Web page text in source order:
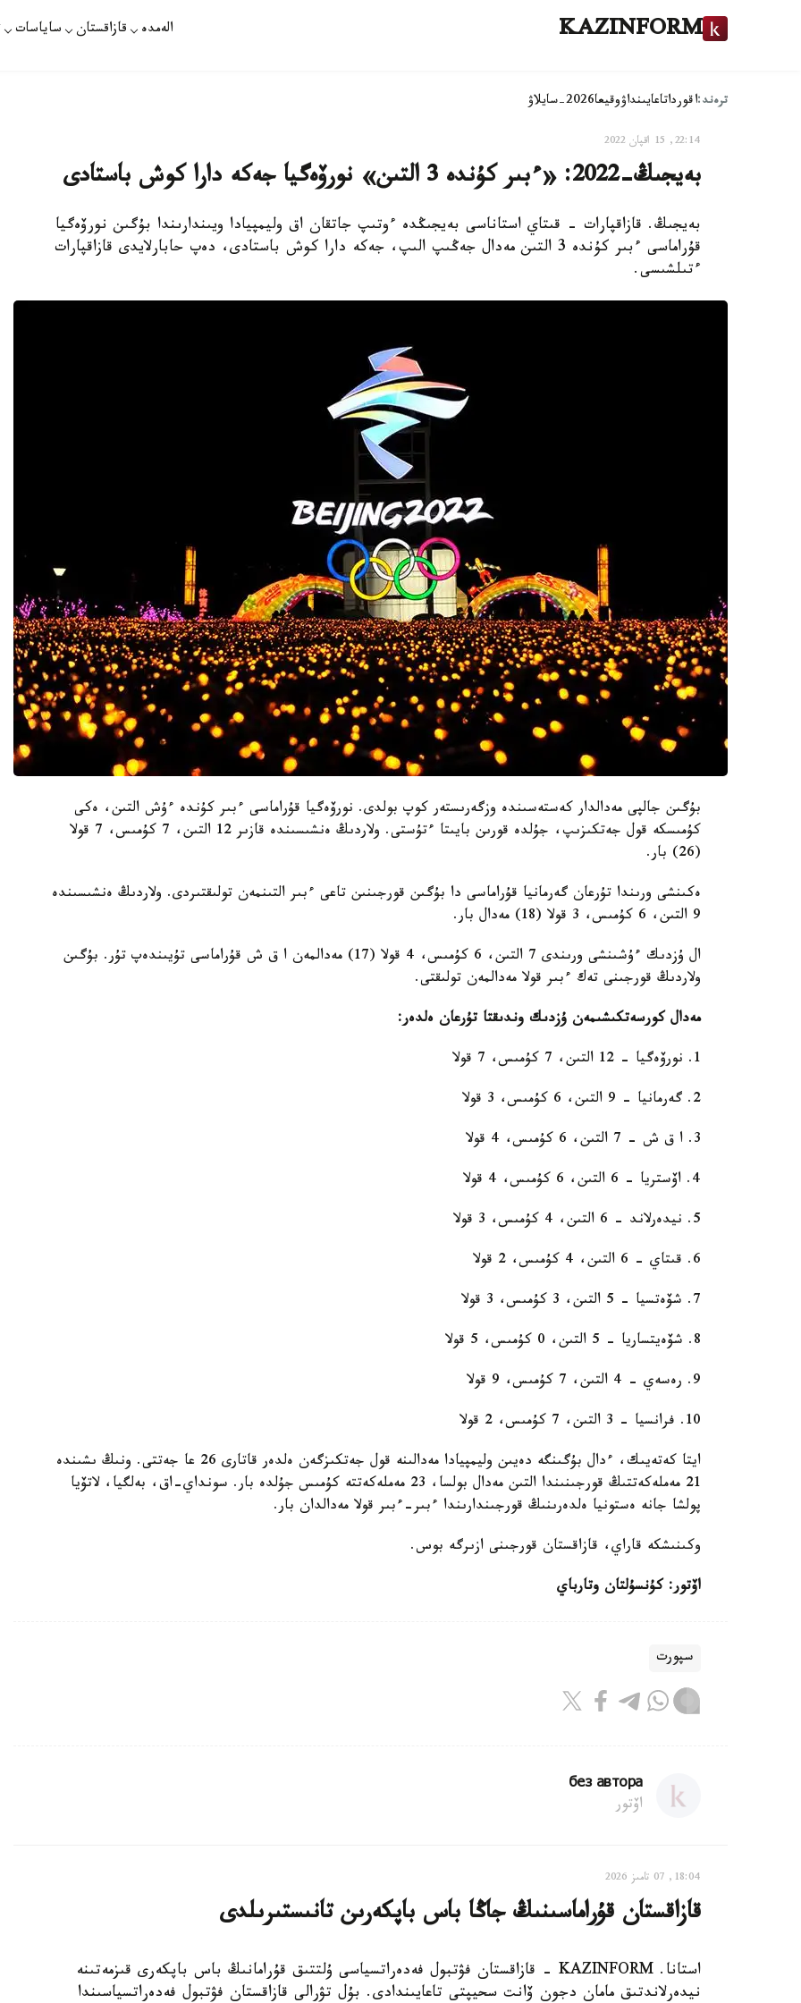
KAZINFORM الەمدە قازاقستان ساياسات
ترەند:اقورداتاعايىنداۋوقيعا2026-سايلاۋ
22:14, 15 اقپان 2022
بەيجىڭ-2022: «ءبىر كۇندە 3 التىن» نورۆەگيا جەكە دارا كوش باستادى
بەيجىڭ. قازاقپارات - قىتاي استاناسى بەيجىڭدە ءوتىپ جاتقان اق وليمپيادا ويىندارىندا بۇگىن نورۆەگيا
قۇراماسى ءبىر كۇندە 3 التىن مەدال جەڭىپ الىپ، جەكە دارا كوش باستادى، دەپ حابارلايدى قازاقپارات
ءتىلشىسى.
بۇگىن جالپى مەدالدار كەستەسىندە وزگەرىستەر كوپ بولدى. نورۆەگيا قۇراماسى ءبىر كۇندە ءۇش التىن، ەكى
كۇمىسكە قول جەتكىزىپ، جۇلدە قورىن بايىتا ءتۇستى. ولاردىڭ ەنشىسىندە قازىر 12 التىن، 7 كۇمىس، 7 قولا
(26) بار.
ەكىنشى ورىندا تۇرعان گەرمانيا قۇراماسى دا بۇگىن قورجىنىن تاعى ءبىر التىنمەن تولىقتىردى. ولاردىڭ ەنشىسىندە
9 التىن، 6 كۇمىس، 3 قولا (18) مەدال بار.
ال ۇزدىك ءۇشىنشى ورىندى 7 التىن، 6 كۇمىس، 4 قولا (17) مەدالمەن ا ق ش قۇراماسى تۇيىندەپ تۇر. بۇگىن
ولاردىڭ قورجىنى تەك ءبىر قولا مەدالمەن تولىقتى.
مەدال كورسەتكىشىمەن ۇزدىك وندىقتا تۇرعان ەلدەر:
1. نورۆەگيا - 12 التىن، 7 كۇمىس، 7 قولا
2. گەرمانيا - 9 التىن، 6 كۇمىس، 3 قولا
3. ا ق ش - 7 التىن، 6 كۇمىس، 4 قولا
4. اۆستريا - 6 التىن، 6 كۇمىس، 4 قولا
5. نيدەرلاند - 6 التىن، 4 كۇمىس، 3 قولا
6. قىتاي - 6 التىن، 4 كۇمىس، 2 قولا
7. شۆەتسيا - 5 التىن، 3 كۇمىس، 3 قولا
8. شۆەيتساريا - 5 التىن، 0 كۇمىس، 5 قولا
9. رەسەي - 4 التىن، 7 كۇمىس، 9 قولا
10. فرانسيا - 3 التىن، 7 كۇمىس، 2 قولا
ايتا كەتەيىك، ءدال بۇگىنگە دەيىن وليمپيادا مەدالىنە قول جەتكىزگەن ەلدەر قاتارى 26 عا جەتتى. ونىڭ ىشىندە
21 مەملەكەتتىڭ قورجىنىندا التىن مەدال بولسا، 23 مەملەكەتتە كۇمىس جۇلدە بار. سونداي-اق، بەلگيا، لاتۆيا
پولشا جانە ەستونيا ەلدەرىنىڭ قورجىندارىندا ءبىر-ءبىر قولا مەدالدان بار.
وكىنىشكە قاراي، قازاقستان قورجىنى ازىرگە بوس.
اۆتور: كۇنسۇلتان وتارباي
سپورت
без автора
اۆتور
18:04, 07 تامىز 2026
قازاقستان قۇراماسىنىڭ جاڭا باس باپكەرىن تانىستىرىلدى
استانا. KAZINFORM - قازاقستان فۋتبول فەدەراتسياسى ۇلتتىق قۇرامانىڭ باس باپكەرى قىزمەتىنە
نيدەرلاندتىق مامان دجون ۆانت سحيپتى تاعايىندادى. بۇل تۋرالى قازاقستان فۋتبول فەدەراتسياسىندا